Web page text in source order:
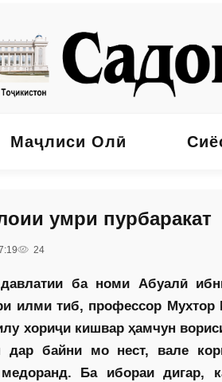
Маҷлиси Олӣ
умри пурбаракат
24
ба номи Абуалӣ
илми тиб, профессор
хориҷи кишвар ҳамчун
дар байни мо нест, вале
медоранд. Ба ибораи дигар,